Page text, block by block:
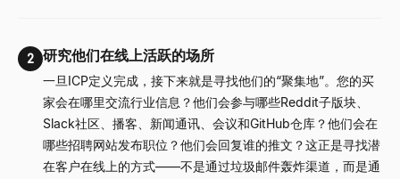
2 研究他们在线上活跃的场所
一旦ICP定义完成，接下来就是寻找他们的“聚集地”。您的买
家会在哪里交流行业信息？他们会参与哪些Reddit子版块、
Slack社区、播客、新闻通讯、会议和GitHub仓库？他们会在
哪些招聘网站发布职位？他们会回复谁的推文？这正是寻找潜
在客户在线上的方式——不是通过垃圾邮件轰炸渠道，而是通